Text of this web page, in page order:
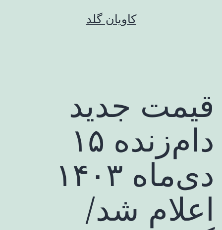
کاویان گلد
قیمت جدید
دام‌زنده ۱۵
دی‌ماه ۱۴۰۳
اعلام شد/